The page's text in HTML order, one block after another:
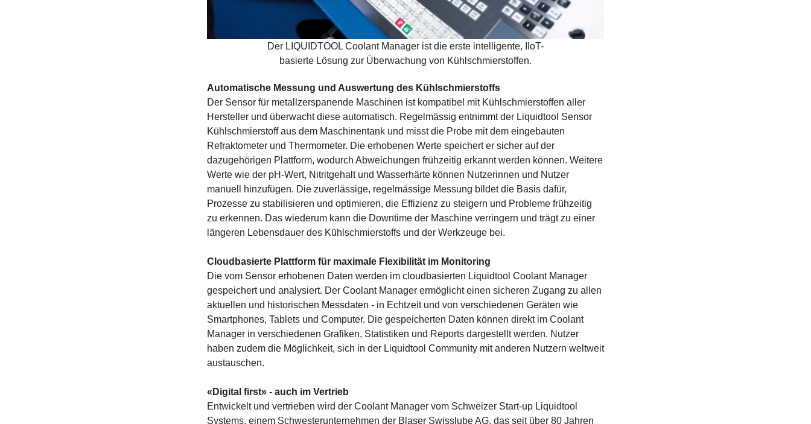
Der LIQUIDTOOL Coolant Manager ist die erste intelligente, IIoT-
basierte Lösung zur Überwachung von Kühlschmierstoffen.
Automatische Messung und Auswertung des Kühlschmierstoffs
Der Sensor für metallzerspanende Maschinen ist kompatibel mit Kühlschmierstoffen aller
Hersteller und überwacht diese automatisch. Regelmässig entnimmt der Liquidtool Sensor
Kühlschmierstoff aus dem Maschinentank und misst die Probe mit dem eingebauten
Refraktometer und Thermometer. Die erhobenen Werte speichert er sicher auf der
dazugehörigen Plattform, wodurch Abweichungen frühzeitig erkannt werden können. Weitere
Werte wie der pH-Wert, Nitritgehalt und Wasserhärte können Nutzerinnen und Nutzer
manuell hinzufügen. Die zuverlässige, regelmässige Messung bildet die Basis dafür,
Prozesse zu stabilisieren und optimieren, die Effizienz zu steigern und Probleme frühzeitig
zu erkennen. Das wiederum kann die Downtime der Maschine verringern und trägt zu einer
längeren Lebensdauer des Kühlschmierstoffs und der Werkzeuge bei.
Cloudbasierte Plattform für maximale Flexibilität im Monitoring
Die vom Sensor erhobenen Daten werden im cloudbasierten Liquidtool Coolant Manager
gespeichert und analysiert. Der Coolant Manager ermöglicht einen sicheren Zugang zu allen
aktuellen und historischen Messdaten - in Echtzeit und von verschiedenen Geräten wie
Smartphones, Tablets und Computer. Die gespeicherten Daten können direkt im Coolant
Manager in verschiedenen Grafiken, Statistiken und Reports dargestellt werden. Nutzer
haben zudem die Möglichkeit, sich in der Liquidtool Community mit anderen Nutzern weltweit
austauschen.
«Digital first» - auch im Vertrieb
Entwickelt und vertrieben wird der Coolant Manager vom Schweizer Start-up Liquidtool
Systems, einem Schwesterunternehmen der Blaser Swisslube AG, das seit über 80 Jahren